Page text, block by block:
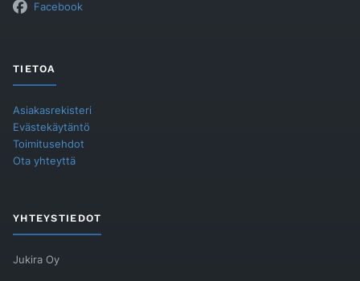
Facebook
TIETOA
Asiakasrekisteri
Evästekäytäntö
Toimitusehdot
Ota yhteyttä
YHTEYSTIEDOT
Jukira Oy